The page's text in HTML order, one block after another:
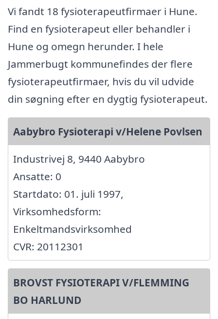
Vi fandt 18 fysioterapeutfirmaer i Hune.
Find en fysioterapeut eller behandler i
Hune og omegn herunder. I hele
Jammerbugt kommunefindes der flere
fysioterapeutfirmaer, hvis du vil udvide
din søgning efter en dygtig fysioterapeut.
Aabybro Fysioterapi v/Helene Povlsen
Industrivej 8, 9440 Aabybro
Ansatte: 0
Startdato: 01. juli 1997,
Virksomhedsform:
Enkeltmandsvirksomhed
CVR: 20112301
BROVST FYSIOTERAPI V/FLEMMING
BO HARLUND